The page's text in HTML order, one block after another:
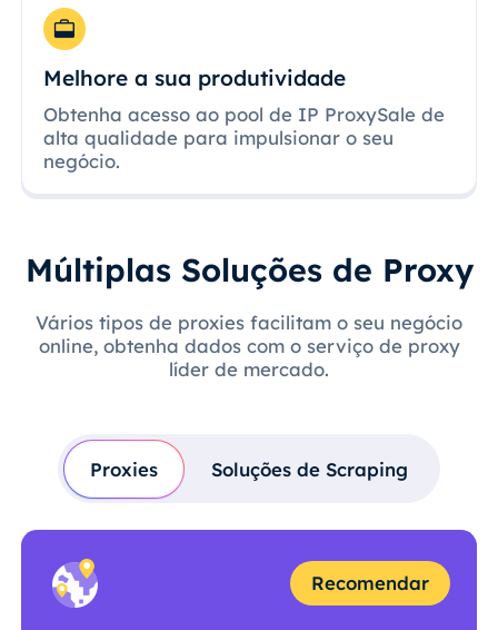
Melhore a sua produtividade
Obtenha acesso ao pool de IP ProxySale de
alta qualidade para impulsionar o seu
negócio.
Múltiplas Soluções de Proxy
Vários tipos de proxies facilitam o seu negócio
online, obtenha dados com o serviço de proxy
líder de mercado.
Proxies Soluções de Scraping
Recomendar